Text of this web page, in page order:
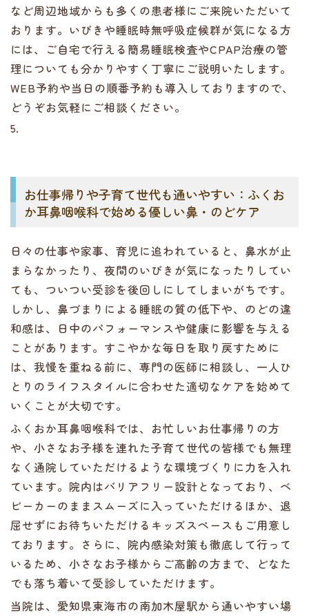
など周辺地域からも多くの患者様にご来院いただいて
おります。いびきや睡眠時無呼吸症候群が気になる方
には、ご自宅で行える簡易睡眠検査やCPAP治療の管
理についても分かりやすく丁寧にご説明いたします。
WEB予約や当日の順番予約も導入しておりますので、
どうぞお気軽にご相談ください。
5.
お仕事帰りや子育て世代も通いやすい：ふくお
か耳鼻咽喉科で始める優しい鼻・のどケア
日々の仕事や家事、育児に追われていると、鼻水が止
まらなかったり、夜間のいびきが気になったりしてい
ても、ついつい受診を後回しにしてしまいがちです。
しかし、鼻づまりによる睡眠の質の低下や、のどの違
和感は、日中のパフォーマンスや健康に影響を与える
ことがあります。すこやかな毎日を取り戻すために
は、我慢を重ねる前に、専門の医師に相談し、一人ひ
とりのライフスタイルに合わせた適切なケアを始めて
いくことが大切です。
ふくおか耳鼻咽喉科では、お忙しいお仕事帰りの方
や、小さなお子様を連れた子育て世代の皆様でも無理
なく通院していただけるような環境づくりに力を入れ
ています。院内はバリアフリー設計となっており、ベ
ビーカーのままスムーズに入っていただけるほか、退
屈せずにお待ちいただけるキッズスペースもご用意し
ております。さらに、院内感染対策も徹底して行って
いるため、小さなお子様からご高齢の方まで、どなた
でも落ち着いて受診していただけます。
当院は、愛知県東海市の南加木屋駅から通いやすい場